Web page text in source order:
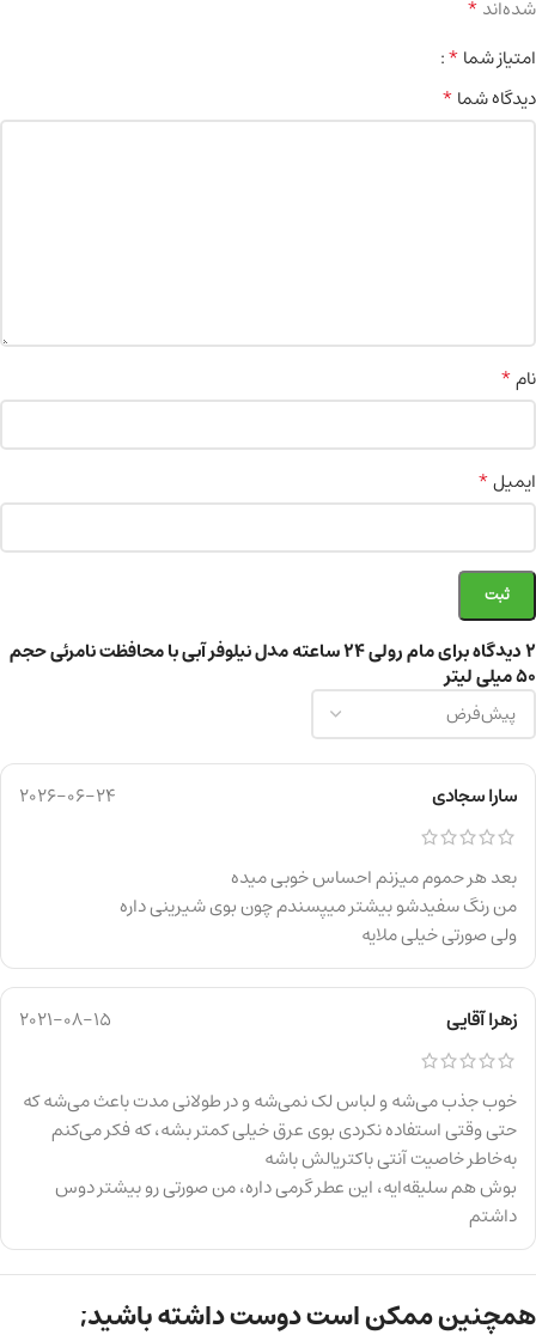
2 دیدگاه برای مام رولی 24 ساعته مدل نیلوفر آبی با محافظت نامرئی حجم
50 میلی لیتر
سارا سجادی 2026-06-24
بعد هر حموم میزنم احساس خوبی میده
من رنگ سفیدشو بیشتر میپسندم چون بوی شیرینی داره
ولی صورتی خیلی ملایه
زهرا آقایی 2021-08-15
خوب جذب می‌شه و لباس لک نمی‌شه و در طولانی مدت باعث می‌شه که
حتی وقتی استفاده نکردی بوی عرق خیلی کمتر بشه، که فکر می‌کنم
به‌خاطر خاصیت آنتی باکتریالش باشه
بوش هم سلیقه‌ایه، این عطر گرمی داره، من صورتی رو بیشتر دوس
داشتم
شده‌اند*
امتیاز شما*
دیدگاه شما*
نام*
ایمیل*
همچنین ممکن است دوست داشته باشید;